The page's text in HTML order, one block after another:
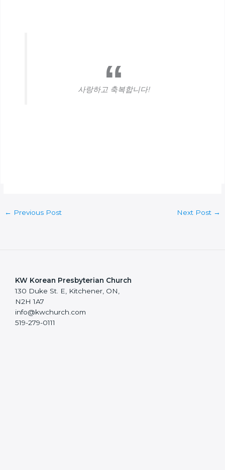
사랑하고 축복합니다!
← Previous Post Next Post →
KW Korean Presbyterian Church
130 Duke St. E, Kitchener, ON,
N2H 1A7
info@kwchurch.com
519-279-0111